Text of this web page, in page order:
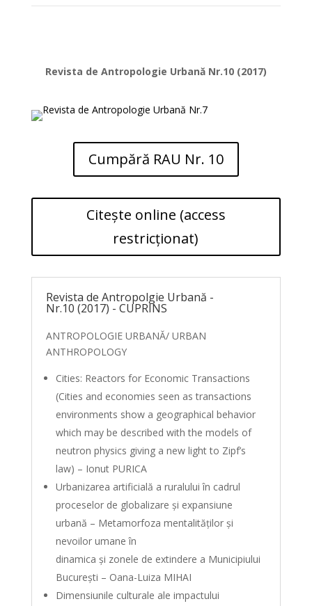
Revista de Antropologie Urbană Nr.10 (2017)
Cumpără RAU Nr. 10
Citește online (access
restricționat)
Revista de Antropolgie Urbană -
Nr.10 (2017) - CUPRINS
ANTROPOLOGIE URBANĂ/ URBAN
ANTHROPOLOGY
Cities: Reactors for Economic Transactions
(Cities and economies seen as transactions
environments show a geographical behavior
which may be described with the models of
neutron physics giving a new light to Zipf’s
law) – Ionut PURICA
Urbanizarea artificială a ruralului în cadrul
proceselor de globalizare și expansiune
urbană – Metamorfoza mentalităților și
nevoilor umane în
dinamica și zonele de extindere a Municipiului
București – Oana-Luiza MIHAI
Dimensiunile culturale ale impactului